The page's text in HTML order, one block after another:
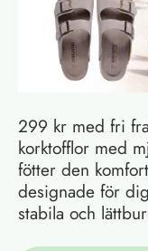
299 kr med fri
korktofflor med
fötter den
designade för
stabila och